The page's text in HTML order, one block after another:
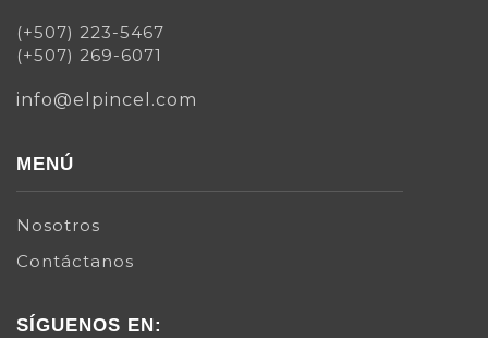
(+507) 223-5467
(+507) 269-6071
info@elpincel.com
MENÚ
Nosotros
Contáctanos
SÍGUENOS EN: